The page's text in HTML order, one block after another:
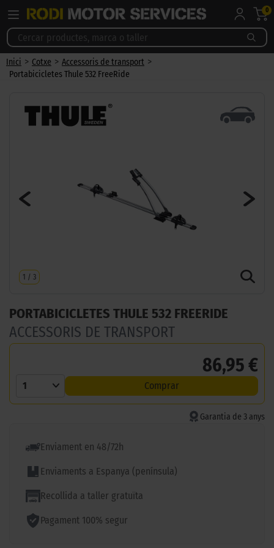
0
Inici > Cotxe > Accessoris de transport >
Portabicicletes Thule 532 FreeRide
1 / 3
PORTABICICLETES THULE 532 FREERIDE
ACCESSORIS DE TRANSPORT
86,95 €
1 Comprar
Garantia de 3 anys
Enviament en 48/72h
Enviaments a Espanya (península)
Recollida a taller gratuïta
Pagament 100% segur